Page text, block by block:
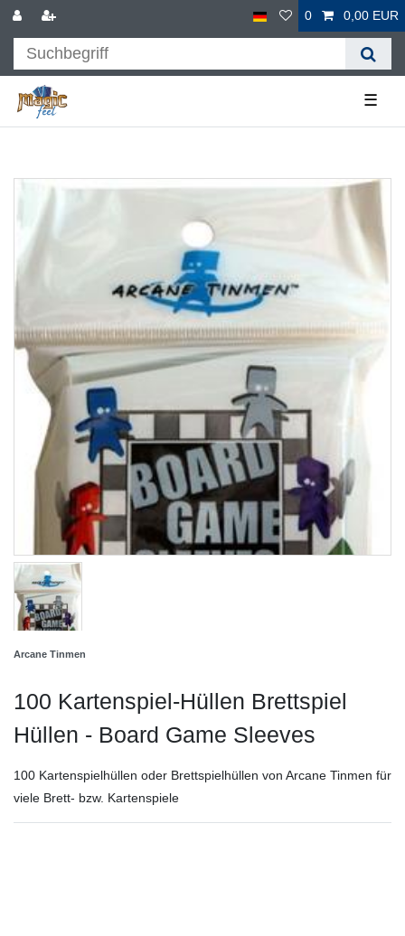
0 0,00 EUR
☰
Arcane Tinmen
100 Kartenspiel-Hüllen Brettspiel
Hüllen - Board Game Sleeves
100 Kartenspielhüllen oder Brettspielhüllen von Arcane Tinmen für
viele Brett- bzw. Kartenspiele